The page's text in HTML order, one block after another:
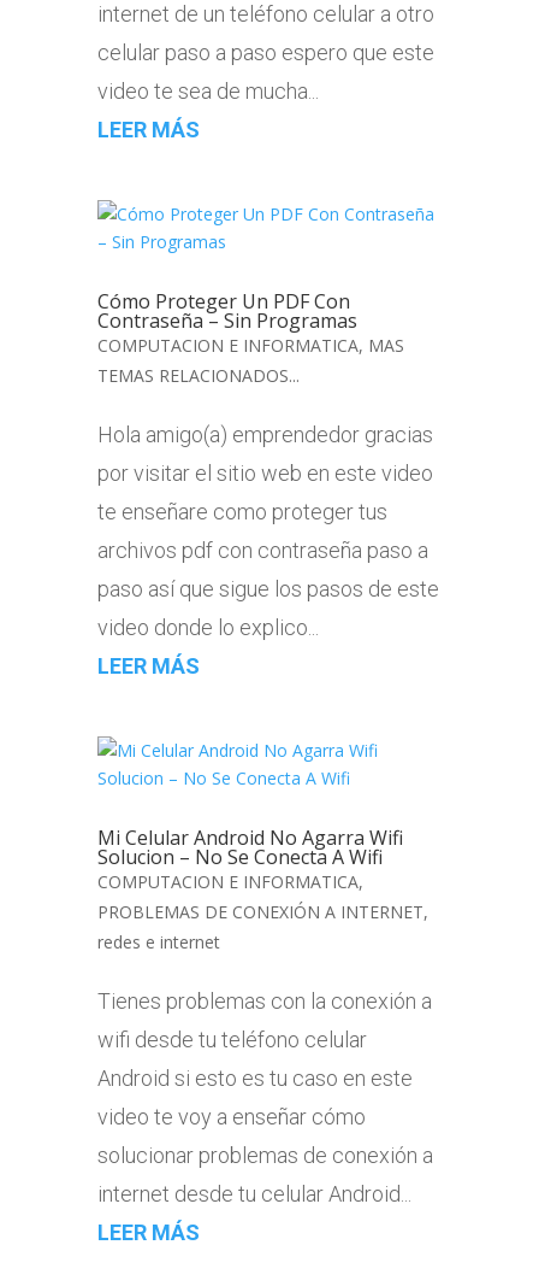
internet de un teléfono celular a otro
celular paso a paso espero que este
video te sea de mucha...
LEER MÁS
Cómo Proteger Un PDF Con
Contraseña – Sin Programas
COMPUTACION E INFORMATICA, MAS
TEMAS RELACIONADOS...
Hola amigo(a) emprendedor gracias
por visitar el sitio web en este video
te enseñare como proteger tus
archivos pdf con contraseña paso a
paso así que sigue los pasos de este
video donde lo explico...
LEER MÁS
Mi Celular Android No Agarra Wifi
Solucion – No Se Conecta A Wifi
COMPUTACION E INFORMATICA,
PROBLEMAS DE CONEXIÓN A INTERNET,
redes e internet
Tienes problemas con la conexión a
wifi desde tu teléfono celular
Android si esto es tu caso en este
video te voy a enseñar cómo
solucionar problemas de conexión a
internet desde tu celular Android...
LEER MÁS